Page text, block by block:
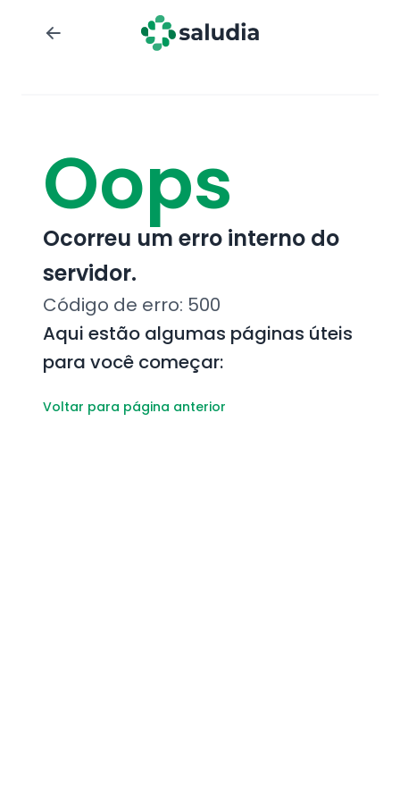
Oops
Ocorreu um erro interno do
servidor.
Código de erro: 500
Aqui estão algumas páginas úteis
para você começar:
Voltar para página anterior